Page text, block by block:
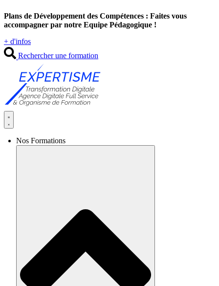
au
contenu
Plans de Développement des Compétences : Faites vous
accompagner par notre Equipe Pédagogique !
+ d'infos
Rechercher une formation
Nos Formations